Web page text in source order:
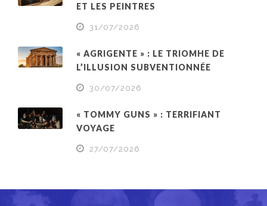
ET LES PEINTRES
31/07/2026
« AGRIGENTE » : LE TRIOMHE DE
L’ILLUSION SUBVENTIONNÉE
30/07/2026
« TOMMY GUNS » : TERRIFIANT
VOYAGE
27/07/2026